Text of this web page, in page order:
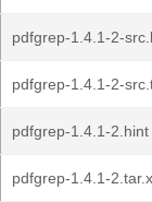
pdfgrep-1.4.1-2-
pdfgrep-1.4.1-2-
pdfgrep-1.4.1-2.hint
pdfgrep-1.4.1-